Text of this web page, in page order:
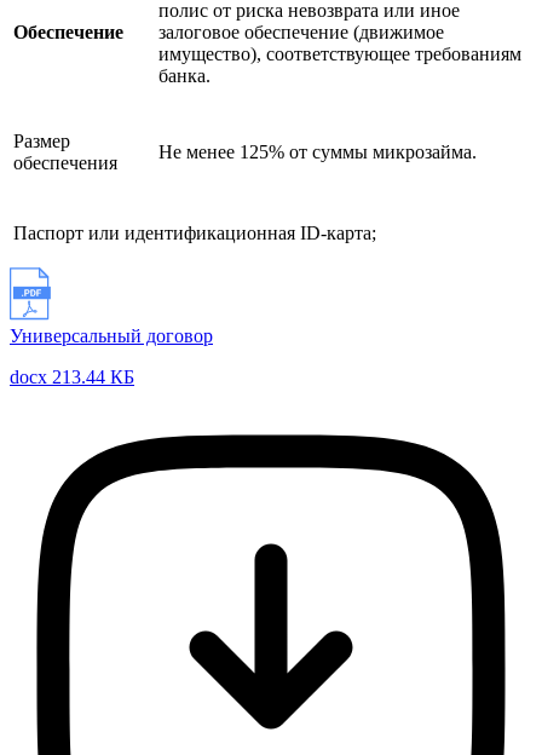
Обеспечение
полис от риска невозврата или иное
залоговое обеспечение (движимое
имущество), соответствующее требованиям
банка.
Размер
обеспечения
Не менее 125% от суммы микрозайма.
Паспорт или идентификационная ID-карта;
Универсальный договор
docx 213.44 КБ